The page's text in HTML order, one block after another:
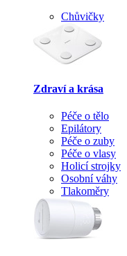
Chůvičky
Zdraví a krása
Péče o tělo
Epilátory
Péče o zuby
Péče o vlasy
Holicí strojky
Osobní váhy
Tlakoměry